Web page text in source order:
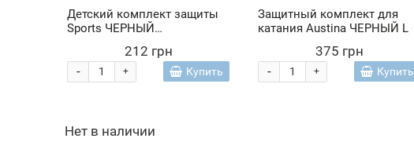
Детский комплект защиты
Sports ЧЕРНЫЙ
защита запястей
212 грн
+
- Купить
Защитный комплект для
катания Austina ЧЕРНЫЙ L
375 грн
+
- Купить
Нет в наличии